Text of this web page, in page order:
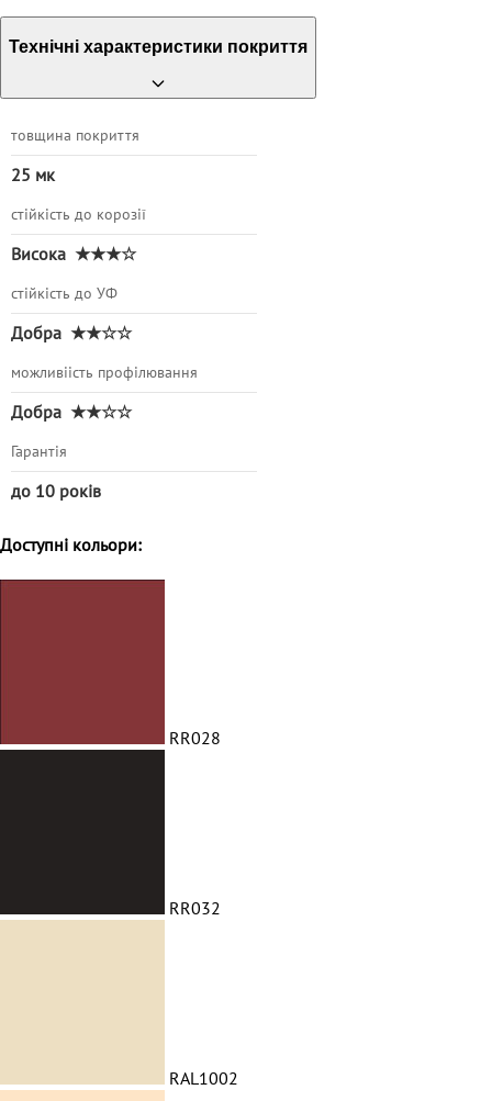
Технічні характеристики покриття
товщина покриття
25 мк
стійкість до корозії
Висока ★★★☆
стійкість до УФ
Добра ★★☆☆
можливіість профілювання
Добра ★★☆☆
Гарантія
до 10 років
Доступні кольори:
RR028
RR032
RAL1002